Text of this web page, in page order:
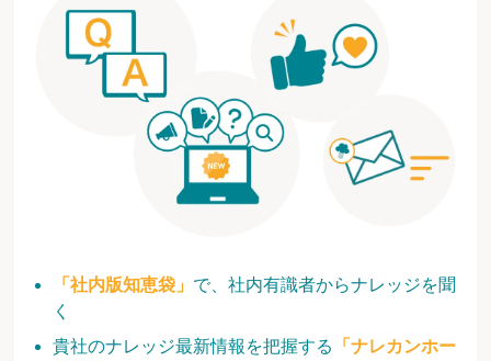
「社内版知恵袋」 で、社内有識者からナレッジを聞
く
貴社のナレッジ最新情報を把握する
「ナレカンホー